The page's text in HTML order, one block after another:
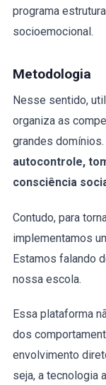
programa
socioemocional.
Metodologia
Nesse sentido,
organiza as
grandes
autocontrole,
consciência
Contudo, para
implementamos
Estamos falando
nossa escola.
Essa plataforma
dos
envolvimento
seja, a tecnologia